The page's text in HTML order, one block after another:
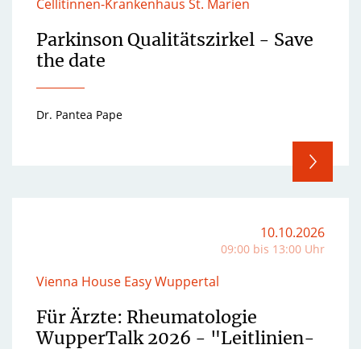
Cellitinnen-Krankenhaus St. Marien
Parkinson Qualitätszirkel - Save
the date
Dr. Pantea Pape
Vienna House Easy Wuppertal
Für Ärzte: Rheumatologie
WupperTalk 2026 - "Leitlinien-
10.10.2026
09:00 bis 13:00 Uhr